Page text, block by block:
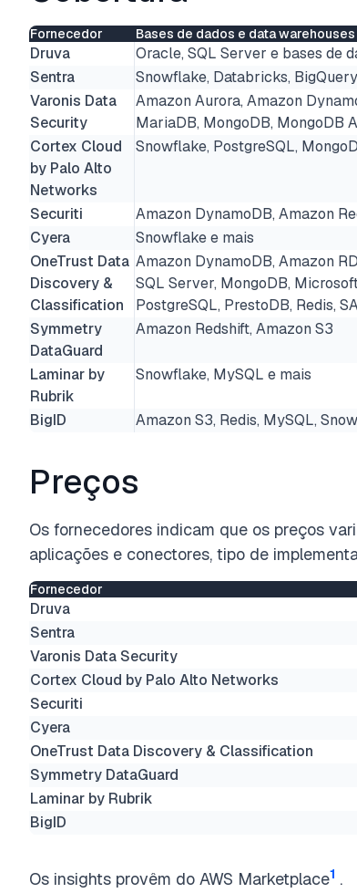
Fornecedor Bases de dados e data warehouses
Druva
Oracle, SQL Server e bases de
Sentra
Snowflake, Databricks,
Varonis Data
Security
Amazon Aurora, Amazon
MariaDB, MongoDB, MongoDB
Cortex Cloud
by Palo Alto
Networks
Snowflake, PostgreSQL,
Securiti
Amazon DynamoDB, Amazon
Cyera
Snowflake e mais
OneTrust Data
Discovery &
Classification
Amazon DynamoDB, Amazon
SQL Server, MongoDB,
PostgreSQL, PrestoDB, Redis,
Symmetry
DataGuard
Amazon Redshift, Amazon S3
Laminar by
Rubrik
Snowflake, MySQL e mais
BigID Amazon S3, Redis, MySQL,
Preços
Os fornecedores indicam que os preços
aplicações e conectores, tipo de
Fornecedor
Druva
Sentra
Varonis Data Security
Cortex Cloud by Palo Alto Networks
Securiti
Cyera
OneTrust Data Discovery & Classification
Symmetry DataGuard
Laminar by Rubrik
BigID
Os insights provêm do AWS Marketplace1 .